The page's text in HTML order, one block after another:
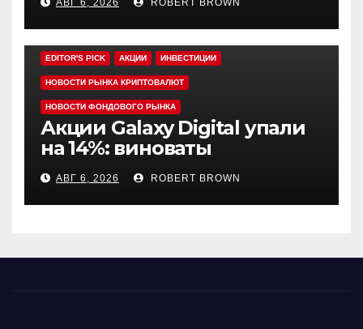
четыре года работы
АВГ 6, 2026 ROBERT BROWN
EDITOR'S PICK АКЦИИ ИНВЕСТИЦИИ
НОВОСТИ РЫНКА КРИПТОВАЛЮТ
НОВОСТИ ФОНДОВОГО РЫНКА
Акции Galaxy Digital упали
на 14%: виноваты
криптовалюты
АВГ 6, 2026 ROBERT BROWN